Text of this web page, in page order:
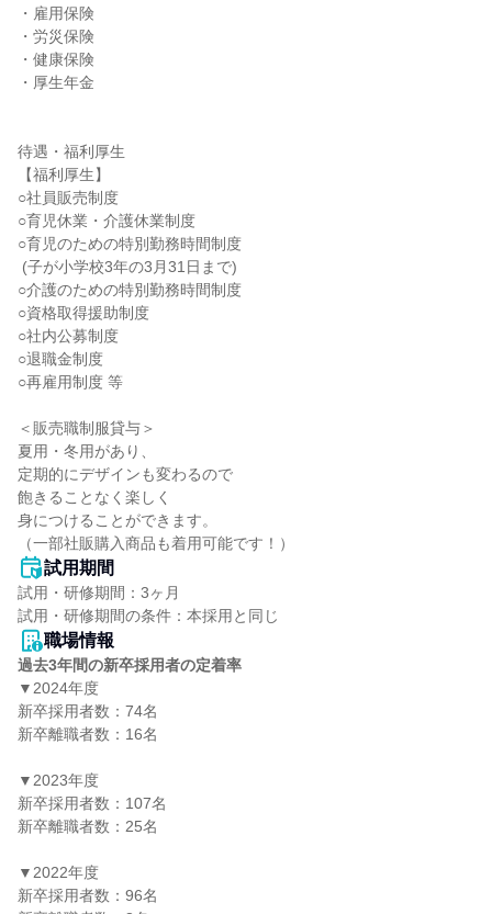
・雇用保険
・労災保険
・健康保険
・厚生年金
待遇・福利厚生
【福利厚生】
○社員販売制度
○育児休業・介護休業制度
○育児のための特別勤務時間制度
○介護のための特別勤務時間制度
○資格取得援助制度
○社内公募制度
○退職金制度
○再雇用制度 等
＜販売職制服貸与＞
夏用・冬用があり、
定期的にデザインも変わるので
飽きることなく楽しく
身につけることができます。
（一部社販購入商品も着用可能です！）
試用期間
試用・研修期間：3ヶ月
職場情報
過去3年間の新卒採用者の定着率
▼2024年度
新卒採用者数：74名
新卒離職者数：16名
▼2023年度
新卒採用者数：107名
新卒離職者数：25名
▼2022年度
新卒採用者数：96名